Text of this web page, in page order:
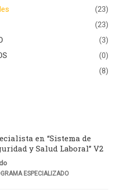
(23)
(23)
(3)
(0)
(8)
en “Sistema de
y Salud Laboral” V2
ESPECIALIZADO